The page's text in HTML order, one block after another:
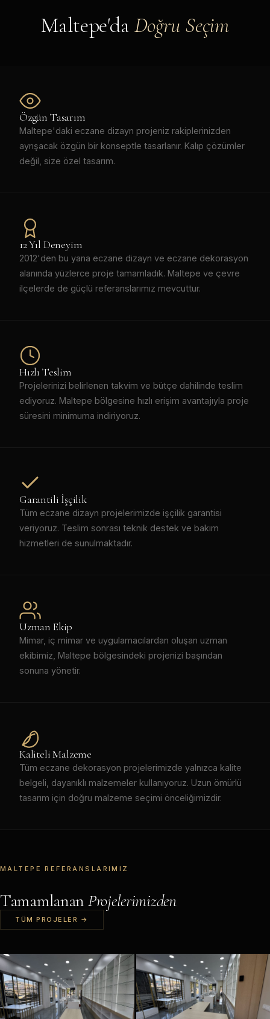
Maltepe'daDoğru Seçim
Özgün Tasarım
Maltepe'daki eczane dizayn projeniz rakiplerinizden
ayrışacak özgün bir konseptle tasarlanır. Kalıp çözümler
değil, size özel tasarım.
12 Yıl Deneyim
2012'den bu yana eczane dizayn ve eczane dekorasyon
alanında yüzlerce proje tamamladık. Maltepe ve çevre
ilçelerde de güçlü referanslarımız mevcuttur.
Hızlı Teslim
Projelerinizi belirlenen takvim ve bütçe dahilinde teslim
ediyoruz. Maltepe bölgesine hızlı erişim avantajıyla proje
süresini minimuma indiriyoruz.
Garantili İşçilik
Tüm eczane dizayn projelerimizde işçilik garantisi
veriyoruz. Teslim sonrası teknik destek ve bakım
hizmetleri de sunulmaktadır.
Uzman Ekip
Mimar, iç mimar ve uygulamacılardan oluşan uzman
ekibimiz, Maltepe bölgesindeki projenizi başından
sonuna yönetir.
Kaliteli Malzeme
Tüm eczane dekorasyon projelerimizde yalnızca kalite
belgeli, dayanıklı malzemeler kullanıyoruz. Uzun ömürlü
tasarım için doğru malzeme seçimi önceliğimizdir.
MALTEPE REFERANSLARIMIZ
Tamamlanan Projelerimizden
TÜM PROJELER →